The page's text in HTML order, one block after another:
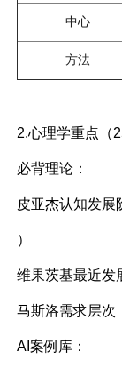
中心
方法
2.心理学重点（
必背理论：
皮亚杰认知发展
）
维果茨基最近发
马斯洛需求层次
AI案例库：